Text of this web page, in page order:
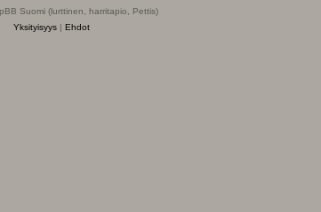
Suomi (lurttinen, harritapio, Pettis)
Yksityisyys | Ehdot